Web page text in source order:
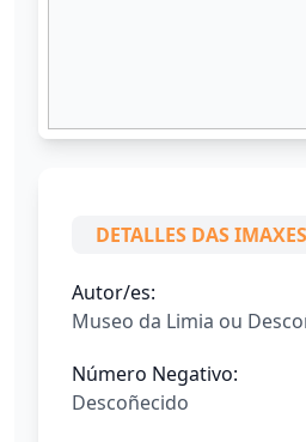
DETALLES DAS IMAXES
Autor/es:
Museo da Limia ou
Número Negativo:
Descoñecido